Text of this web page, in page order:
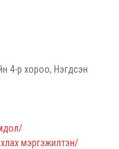
4-р хороо, Нэгдсэн
мэргэжилтэн/